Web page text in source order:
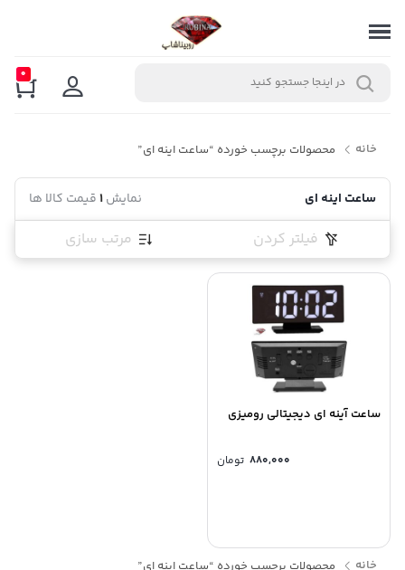
0
خانه محصولات برچسب خورده “ساعت اینه ای”
ساعت اینه ای نمایش1قیمت کالا ها
فیلتر کردن مرتب سازی
ساعت آینه ای دیجیتالی رومیزی
۸۸۰,۰۰۰ تومان
خانه محصولات برچسب خورده “ساعت اینه ای”